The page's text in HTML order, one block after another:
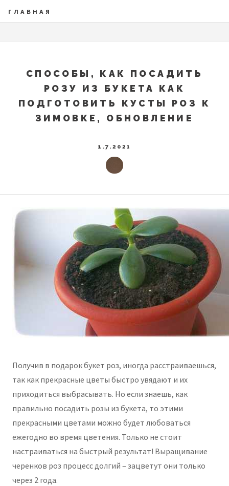
ГЛАВНАЯ
СПОСОБЫ, КАК ПОСАДИТЬ
РОЗУ ИЗ БУКЕТА КАК
ПОДГОТОВИТЬ КУСТЫ РОЗ К
ЗИМОВКЕ, ОБНОВЛЕНИЕ
1.7.2021
Получив в подарок букет роз, иногда расстраиваешься,
так как прекрасные цветы быстро увядают и их
приходиться выбрасывать. Но если знаешь, как
правильно посадить розы из букета, то этими
прекрасными цветами можно будет любоваться
ежегодно во время цветения. Только не стоит
настраиваться на быстрый результат! Выращивание
черенков роз процесс долгий – зацветут они только
через 2 года.